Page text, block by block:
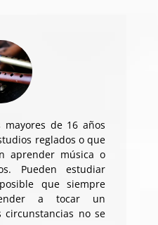
mayores de 16 años
reglados o que
aprender música o
Pueden estudiar
que siempre
a tocar un
no se